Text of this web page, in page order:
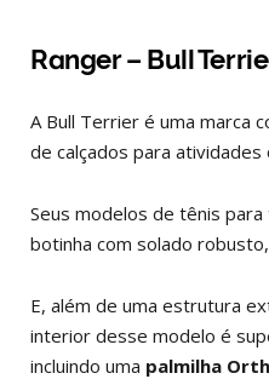
Ranger – Bull
A Bull Terrier é uma marca
de calçados para atividades
Seus modelos de tênis
botinha com solado
E, além de uma estrutura
interior desse modelo é
incluindo uma palmilha